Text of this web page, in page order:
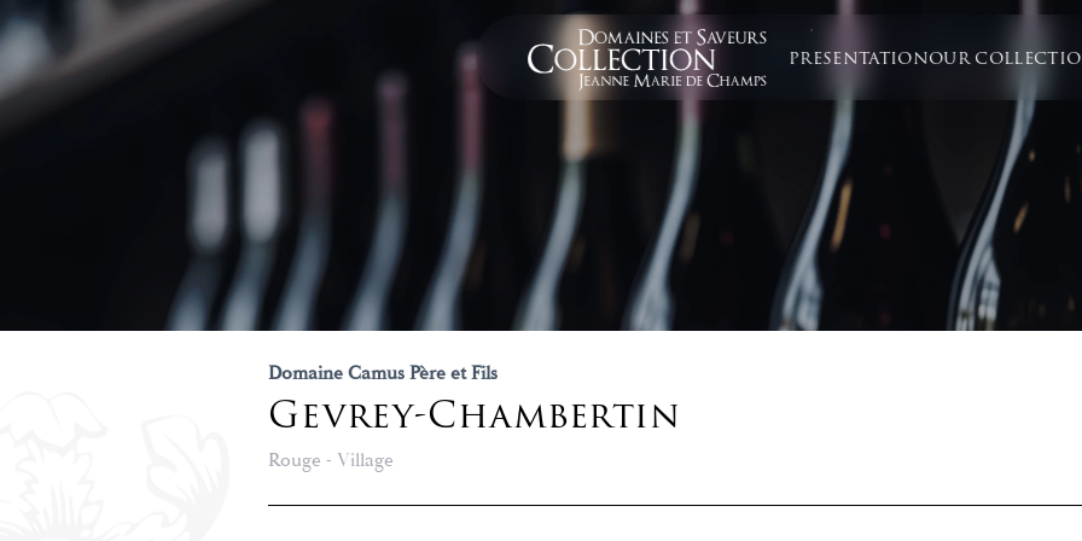
PRESENTATIONOUR
Domaine Camus Père et Fils
Gevrey-Chambertin
Rouge - Village